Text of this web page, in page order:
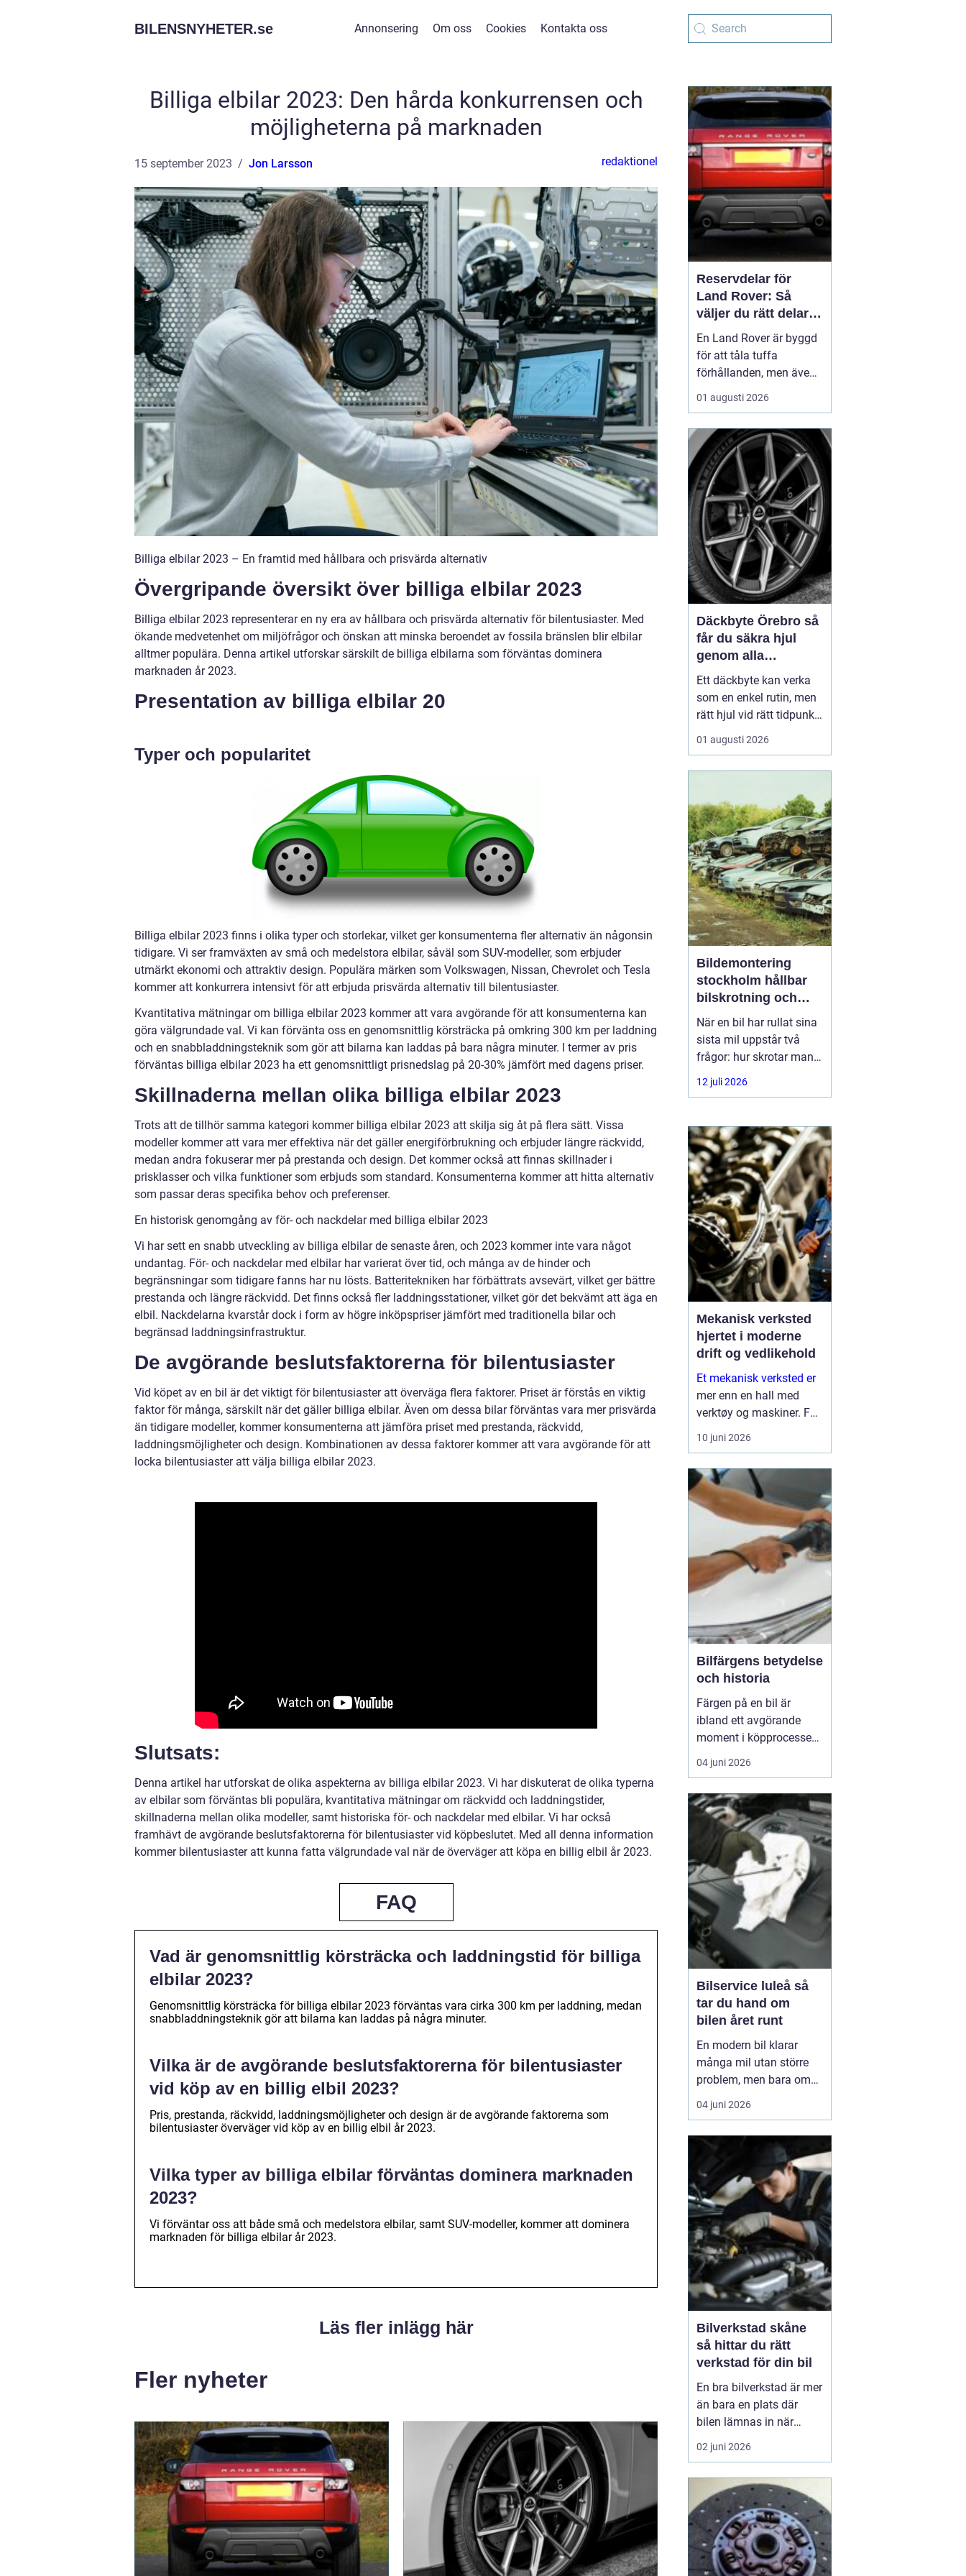
BILENSNYHETER.se Annonsering Om oss Cookies Kontakta oss
Billiga elbilar 2023: Den hårda konkurrensen och
möjligheterna på marknaden
15 september 2023 Jon Larsson redaktionel
Billiga elbilar 2023 – En framtid med hållbara och prisvärda alternativ
Övergripande översikt över billiga elbilar 2023
Billiga elbilar 2023 representerar en ny era av hållbara och prisvärda alternativ för bilentusiaster. Med
ökande medvetenhet om miljöfrågor och önskan att minska beroendet av fossila bränslen blir elbilar
alltmer populära. Denna artikel utforskar särskilt de billiga elbilarna som förväntas dominera
marknaden år 2023.
Presentation av billiga elbilar 20
Typer och popularitet
Billiga elbilar 2023 finns i olika typer och storlekar, vilket ger konsumenterna fler alternativ än någonsin
tidigare. Vi ser framväxten av små och medelstora elbilar, såväl som SUV-modeller, som erbjuder
utmärkt ekonomi och attraktiv design. Populära märken som Volkswagen, Nissan, Chevrolet och Tesla
kommer att konkurrera intensivt för att erbjuda prisvärda alternativ till bilentusiaster.
Kvantitativa mätningar om billiga elbilar 2023 kommer att vara avgörande för att konsumenterna kan
göra välgrundade val. Vi kan förvänta oss en genomsnittlig körsträcka på omkring 300 km per laddning
och en snabbladdningsteknik som gör att bilarna kan laddas på bara några minuter. I termer av pris
förväntas billiga elbilar 2023 ha ett genomsnittligt prisnedslag på 20-30% jämfört med dagens priser.
Skillnaderna mellan olika billiga elbilar 2023
Trots att de tillhör samma kategori kommer billiga elbilar 2023 att skilja sig åt på flera sätt. Vissa
modeller kommer att vara mer effektiva när det gäller energiförbrukning och erbjuder längre räckvidd,
medan andra fokuserar mer på prestanda och design. Det kommer också att finnas skillnader i
prisklasser och vilka funktioner som erbjuds som standard. Konsumenterna kommer att hitta alternativ
som passar deras specifika behov och preferenser.
En historisk genomgång av för- och nackdelar med billiga elbilar 2023
Vi har sett en snabb utveckling av billiga elbilar de senaste åren, och 2023 kommer inte vara något
undantag. För- och nackdelar med elbilar har varierat över tid, och många av de hinder och
begränsningar som tidigare fanns har nu lösts. Batteritekniken har förbättrats avsevärt, vilket ger bättre
prestanda och längre räckvidd. Det finns också fler laddningsstationer, vilket gör det bekvämt att äga en
elbil. Nackdelarna kvarstår dock i form av högre inköpspriser jämfört med traditionella bilar och
begränsad laddningsinfrastruktur.
De avgörande beslutsfaktorerna för bilentusiaster
Vid köpet av en bil är det viktigt för bilentusiaster att överväga flera faktorer. Priset är förstås en viktig
faktor för många, särskilt när det gäller billiga elbilar. Även om dessa bilar förväntas vara mer prisvärda
än tidigare modeller, kommer konsumenterna att jämföra priset med prestanda, räckvidd,
laddningsmöjligheter och design. Kombinationen av dessa faktorer kommer att vara avgörande för att
locka bilentusiaster att välja billiga elbilar 2023.
Slutsats:
Denna artikel har utforskat de olika aspekterna av billiga elbilar 2023. Vi har diskuterat de olika typerna
av elbilar som förväntas bli populära, kvantitativa mätningar om räckvidd och laddningstider,
skillnaderna mellan olika modeller, samt historiska för- och nackdelar med elbilar. Vi har också
framhävt de avgörande beslutsfaktorerna för bilentusiaster vid köpbeslutet. Med all denna information
kommer bilentusiaster att kunna fatta välgrundade val när de överväger att köpa en billig elbil år 2023.
FAQ
Vad är genomsnittlig körsträcka och laddningstid för billiga
elbilar 2023?
Genomsnittlig körsträcka för billiga elbilar 2023 förväntas vara cirka 300 km per laddning, medan
snabbladdningsteknik gör att bilarna kan laddas på några minuter.
Vilka är de avgörande beslutsfaktorerna för bilentusiaster
vid köp av en billig elbil 2023?
Pris, prestanda, räckvidd, laddningsmöjligheter och design är de avgörande faktorerna som
bilentusiaster överväger vid köp av en billig elbil år 2023.
Vilka typer av billiga elbilar förväntas dominera marknaden
2023?
Vi förväntar oss att både små och medelstora elbilar, samt SUV-modeller, kommer att dominera
marknaden för billiga elbilar år 2023.
Läs fler inlägg här
Fler nyheter
Reservdelar för
Land Rover: Så
väljer du rätt delar
för lång livslängd
och trygg körning
En Land Rover är byggd
för att tåla tuffa
förhållanden, men även
den mest robusta bil
slits med tiden. När
drivlina börjar ge sig
avgör valet av delar hur
bilen kommer att fu...
01 augusti 2026
Däckbyte Örebro så
får du säkra hjul
genom alla
säsonger
Ett däckbyte kan verka
som en enkel rutin, men
rätt hjul vid rätt tidpunkt
är avgörande för både
säkerhet, komfort och
snabbt och somrarna
bjuda på både regn och
hetta, behöver bilägare
ha koll på lagar, vä...
01 augusti 2026
Bildemontering
stockholm hållbar
bilskrotning och
smart reservdelsjakt
När en bil har rullat sina
sista mil uppstår två
frågor: hur skrotar man
den på ett korrekt sätt,
och hur tar man tillvara
fortfarande fungerar? I
storstadsområdet kring
Stockholm har behovet
av
12 juli 2026
Mekanisk verksted
hjertet i moderne
drift og vedlikehold
Et mekanisk verksted er
mer enn en hall med
verktøy og maskiner. For
mange bedrifter er
verkstedet selve
gjør at produksjon,
anleggsdrift og transport
ikke stopper opp. Her k...
10 juni 2026
Bilfärgens betydelse
och historia
Färgen på en bil är
ibland ett avgörande
moment i köpprocessen,
men det handlar om mer
än bara estetik. Bilfärg
vetenskap och konst,
med en lång historia där
varje kulör b&...
04 juni 2026
Bilservice luleå så
tar du hand om
bilen året runt
En modern bil klarar
många mil utan större
problem, men bara om
service och underhåll
sköts i tid. I ett klimat
kalla vintrar, saltade
vägar och snabba
skiftningar i temperatur,
ställs bilen inför extra
hårda påfrestningar.
Därfö...
04 juni 2026
Bilverkstad skåne
så hittar du rätt
verkstad för din bil
En bra bilverkstad är mer
än bara en plats där
bilen lämnas in när
något går sönder. För
många bilägare i Skåne
verkstad om trygghet,
vardagslogistik och i
längden också om
ekonomi. En bil som
servas regelbundet håller
02 juni 2026